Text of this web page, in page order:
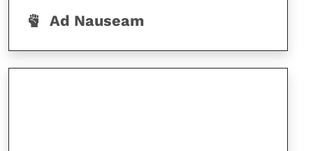
Ad Nauseam